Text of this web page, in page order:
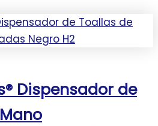
Dispensador de